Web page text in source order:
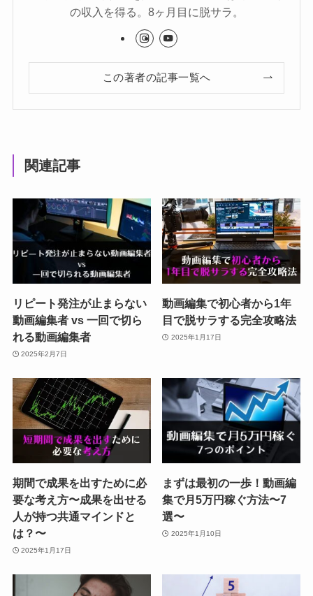
の収入を得る。8ヶ月目に脱サラ。
この著者の記事一覧へ
関連記事
リピート発注が止まらない
動画編集者 vs 一回で切ら
れる動画編集者
2025年2月7日
動画編集で初心者から1年
目で脱サラする完全攻略法
2025年1月17日
期間で成果を出すために必
要な考え方〜成果を出せる
人が持つ共通マインドと
は？〜
2025年1月17日
まずは最初の一歩！動画編
集で月5万円稼ぐ方法〜7
選〜
2025年1月10日